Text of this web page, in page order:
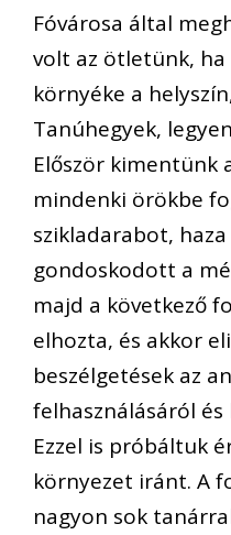
Fóvárosa által
volt az ötletünk, ha
környéke a
Tanúhegyek,
Először kimentünk
mindenki örökbe
szikladarabot,
gondoskodott a
majd a következő
elhozta, és akkor
beszélgetések az
felhasználásáról
Ezzel is próbáltuk
környezet iránt. A
nagyon sok